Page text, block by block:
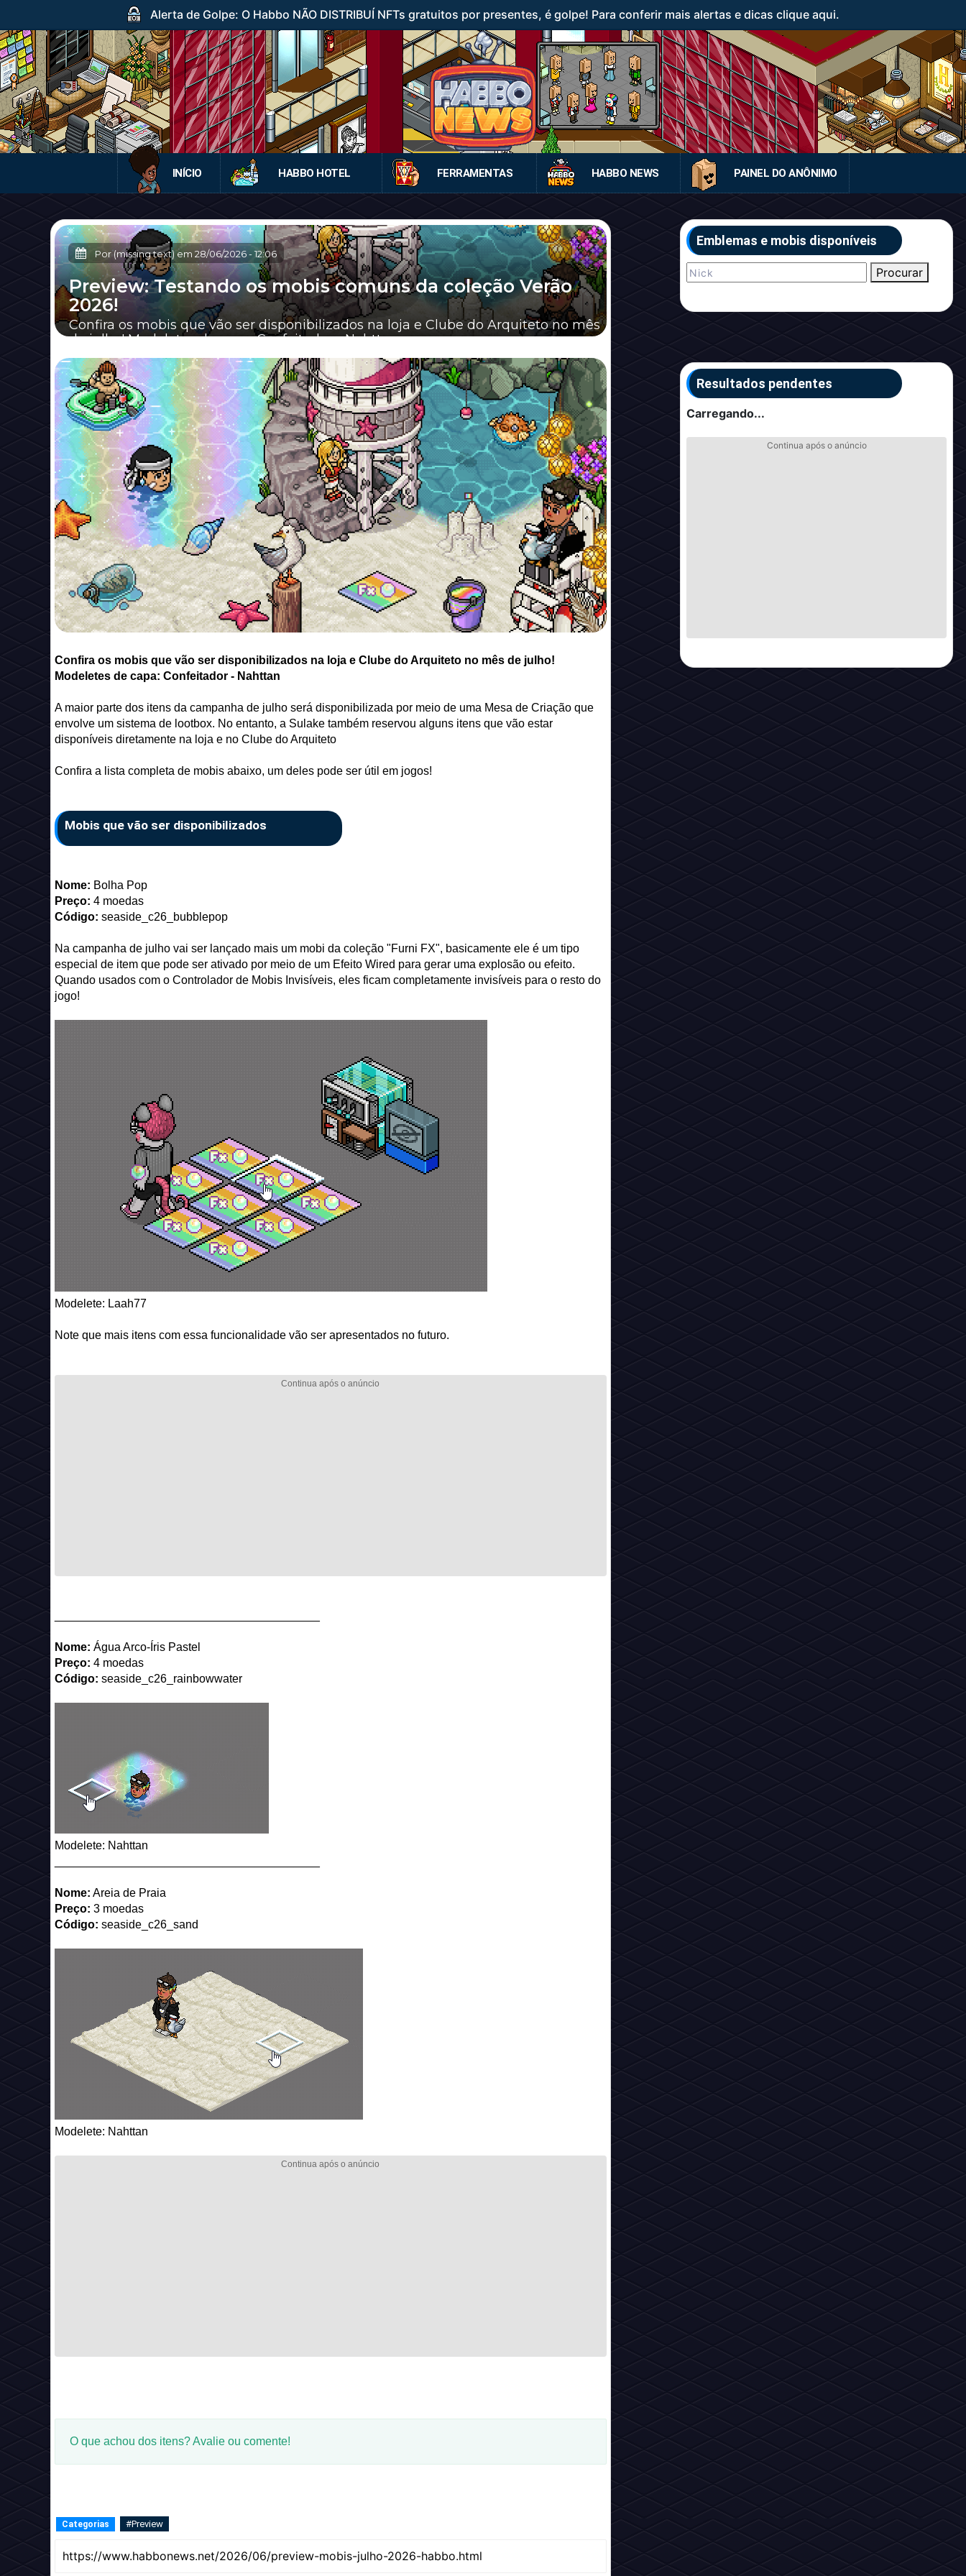
Alerta de Golpe: O Habbo NÃO DISTRIBUÍ NFTs gratuitos por presentes, é golpe! Para conferir mais alertas e dicas clique aqui.
INÍCIO HABBO HOTEL FERRAMENTAS HABBO NEWS PAINEL DO ANÔNIMO
Por (missing text) em 28/06/2026-12:06
Preview: Testando os mobis comuns da coleção Verão
2026!
Confira os mobis que vão ser disponibilizados na loja e Clube do Arquiteto no mês
de julho! Modeletes de capa: Confeitador - Nahttan
Confira os mobis que vão ser disponibilizados na loja e Clube do Arquiteto no mês de julho!
Modeletes de capa: Confeitador - Nahttan
A maior parte dos itens da campanha de julho será disponibilizada por meio de uma Mesa de Criação que
envolve um sistema de lootbox. No entanto, a Sulake também reservou alguns itens que vão estar
disponíveis diretamente na loja e no Clube do Arquiteto
Confira a lista completa de mobis abaixo, um deles pode ser útil em jogos!
Mobis que vão ser disponibilizados
Nome: Bolha Pop
Preço:4 moedas
Na campanha de julho vai ser lançado mais um mobi da coleção "Furni FX", basicamente ele é um tipo
especial de item que pode ser ativado por meio de um Efeito Wired para gerar uma explosão ou efeito.
Quando usados ​​com o Controlador de Mobis Invisíveis, eles ficam completamente invisíveis para o resto do
Nome: Água Arco-Íris Pastel
Preço:4 moedas
Nome:Areia de Praia
Categorias #Preview
Emblemas e mobis disponíveis
Procurar
Resultados pendentes
Carregando...